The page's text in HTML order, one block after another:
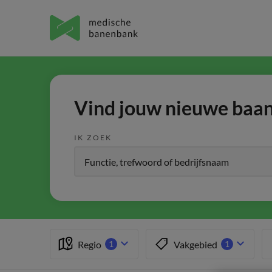
Vind jouw nieuwe
IK ZOEK
Regio 1 Vakgebied 1